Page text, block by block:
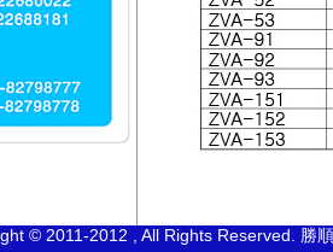
© 2011-2012 , All Rights